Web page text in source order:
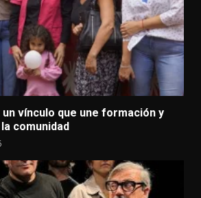
un vínculo que une formación y
comunidad